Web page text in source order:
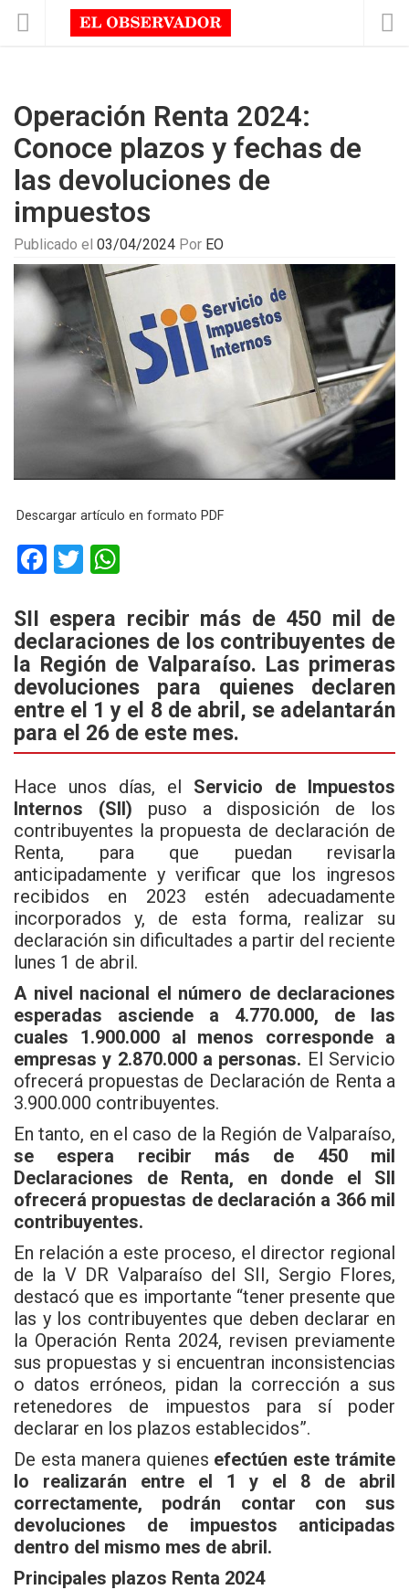
Operación Renta 2024:
Conoce plazos y fechas de
las devoluciones de
impuestos
Publicado el 03/04/2024 Por EO
Descargar artículo en formato PDF
F
ce
b
o
o
k
T
tt
er
at
s
A
p
p
SII espera recibir más de 450 mil de
declaraciones de los contribuyentes de
la Región de Valparaíso. Las primeras
devoluciones para quienes declaren
entre el 1 y el 8 de abril, se adelantarán
para el 26 de este mes.
Hace unos días, el Servicio de Impuestos
Internos (SII) puso a disposición de los
contribuyentes la propuesta de declaración de
Renta, para que puedan revisarla
anticipadamente y verificar que los ingresos
recibidos en 2023 estén adecuadamente
incorporados y, de esta forma, realizar su
declaración sin dificultades a partir del reciente
lunes 1 de abril.
A nivel nacional el número de declaraciones
esperadas asciende a 4.770.000, de las
cuales 1.900.000 al menos corresponde a
empresas y 2.870.000 a personas. El Servicio
ofrecerá propuestas de Declaración de Renta a
3.900.000 contribuyentes.
En tanto, en el caso de la Región de Valparaíso,
se espera recibir más de 450 mil
Declaraciones de Renta, en donde el SII
ofrecerá propuestas de declaración a 366 mil
contribuyentes.
En relación a este proceso, el director regional
de la V DR Valparaíso del SII, Sergio Flores,
destacó que es importante “tener presente que
las y los contribuyentes que deben declarar en
la Operación Renta 2024, revisen previamente
sus propuestas y si encuentran inconsistencias
o datos erróneos, pidan la corrección a sus
retenedores de impuestos para sí poder
declarar en los plazos establecidos”.
De esta manera quienes efectúen este trámite
lo realizarán entre el 1 y el 8 de abril
correctamente, podrán contar con sus
devoluciones de impuestos anticipadas
dentro del mismo mes de abril.
Principales plazos Renta 2024